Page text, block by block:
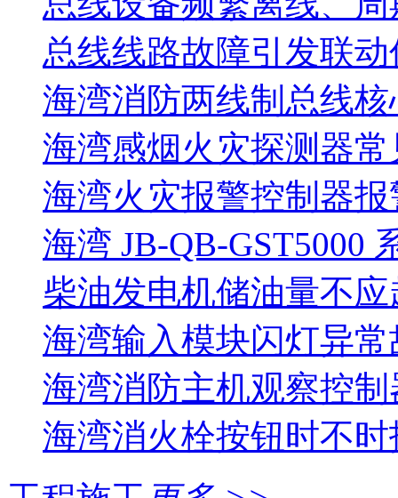
总线线路故障引发联
海湾消防两线制总线
海湾感烟火灾探测器
海湾火灾报警控制器报
海湾 JB-QB-GST5000
柴油发电机储油量不应
海湾输入模块闪灯异
海湾消防主机观察控制
海湾消火栓按钮时不